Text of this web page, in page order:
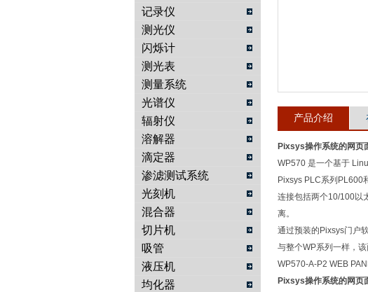
记录仪
测光仪
闪烁计
测光表
测量系统
光谱仪
辐射仪
溶解器
滴定器
渗滤测试系统
光刻机
混合器
切片机
吸管
液压机
均化器
产品介绍
Pixsys操作系统的网页
WP570 是一个基于
Pixsys PLC系列PL600
连接包括两个10/100以
离。
通过预装的Pixsys门户
与整个WP系列一样，
WP570-A-P2 WEB
Pixsys操作系统的网页